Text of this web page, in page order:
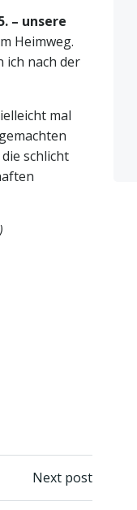
– unsere
Heimweg.
ich nach der
mal
schlicht
Next post